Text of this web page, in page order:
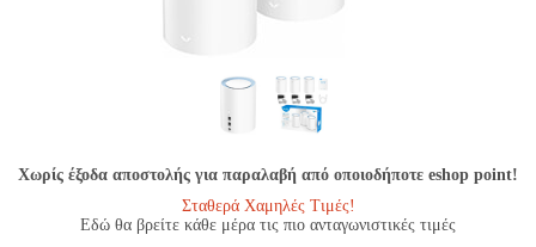
Χωρίς έξοδα αποστολής για παραλαβή από οποιοδήποτε eshop point!
Σταθερά Χαμηλές Τιμές!
Εδώ θα βρείτε κάθε μέρα τις πιο ανταγωνιστικές τιμές